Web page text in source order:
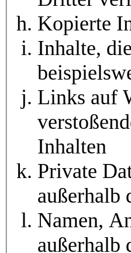
Kopierte
Inhalte,
Links auf
Inhalten
Private
außerhalb
Namen,
außerhalb